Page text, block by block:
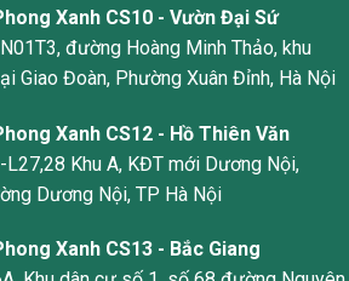
Xanh CS10 - Vườn Đại Sứ
đường Hoàng Minh Thảo, khu
Giao Đoàn, Phường Xuân Đỉnh, Hà Nội
Xanh CS12 - Hồ Thiên Văn
L27,28 Khu A, KĐT mới Dương Nội,
Dương Nội, TP Hà Nội
Xanh CS13 - Bắc Giang